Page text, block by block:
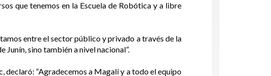
que tenemos en la Escuela de Robótica y a libre
entre el sector público y privado a través de la
sino también a nivel nacional”.
“Agradecemos a Magalí y a todo el equipo